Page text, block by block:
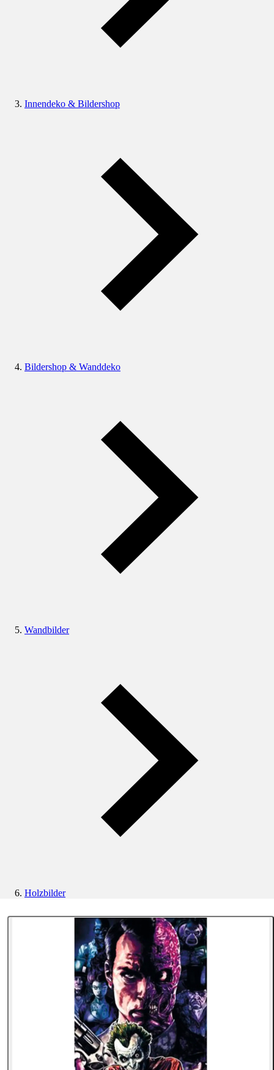
Innendeko & Bildershop
Bildershop & Wanddeko
Wandbilder
Holzbilder